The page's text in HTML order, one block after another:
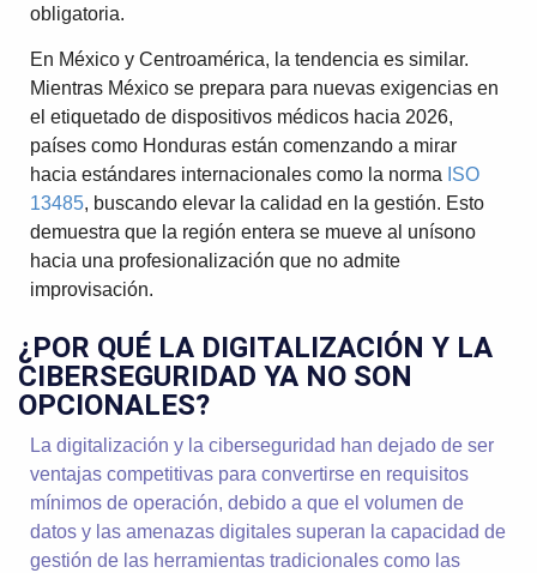
obligatoria.
En México y Centroamérica, la tendencia es similar.
Mientras México se prepara para nuevas exigencias en
el etiquetado de dispositivos médicos hacia 2026,
países como Honduras están comenzando a mirar
hacia estándares internacionales como la norma ISO
13485, buscando elevar la calidad en la gestión. Esto
demuestra que la región entera se mueve al unísono
hacia una profesionalización que no admite
improvisación.
¿POR QUÉ LA DIGITALIZACIÓN Y LA
CIBERSEGURIDAD YA NO SON
OPCIONALES?
La digitalización y la ciberseguridad han dejado de ser
ventajas competitivas para convertirse en requisitos
mínimos de operación, debido a que el volumen de
datos y las amenazas digitales superan la capacidad de
gestión de las herramientas tradicionales como las